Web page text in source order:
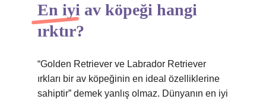
En iyi av köpeği hangi
ırktır?
“Golden Retriever ve Labrador Retriever
ırkları bir av köpeğinin en ideal özelliklerine
sahiptir” demek yanlış olmaz. Dünyanın en iyi